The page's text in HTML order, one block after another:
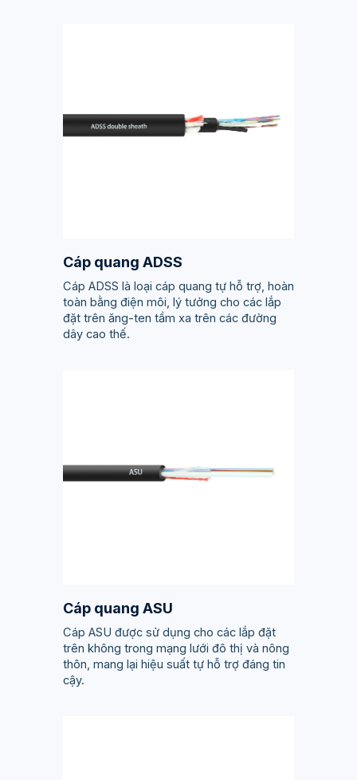
Cáp quang ADSS
Cáp ADSS là loại cáp quang tự hỗ trợ, hoàn
toàn bằng điện môi, lý tưởng cho các lắp
đặt trên ăng-ten tầm xa trên các đường
dây cao thế.
Cáp quang ASU
Cáp ASU được sử dụng cho các lắp đặt
trên không trong mạng lưới đô thị và nông
thôn, mang lại hiệu suất tự hỗ trợ đáng tin
cậy.